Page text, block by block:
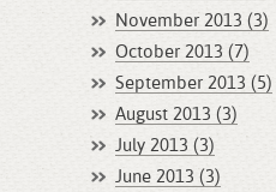
November 2013 (3)
October 2013 (7)
September 2013 (5)
August 2013 (3)
July 2013 (3)
June 2013 (3)